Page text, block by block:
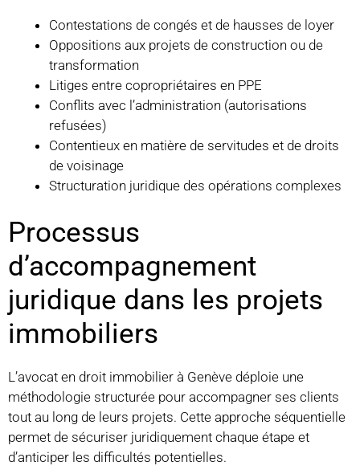
Contestations de congés et de hausses de loyer
Oppositions aux projets de construction ou de
transformation
Litiges entre copropriétaires en PPE
Conflits avec l’administration (autorisations
refusées)
Contentieux en matière de servitudes et de droits
de voisinage
Structuration juridique des opérations complexes
Processus
d’accompagnement
juridique dans les projets
immobiliers
L’avocat en droit immobilier à Genève déploie une
méthodologie structurée pour accompagner ses clients
tout au long de leurs projets. Cette approche séquentielle
permet de sécuriser juridiquement chaque étape et
d’anticiper les difficultés potentielles.